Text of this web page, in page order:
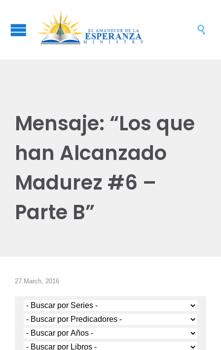

Mensaje: “Los que
han Alcanzado
Madurez #6 –
Parte B”
27 March, 2016